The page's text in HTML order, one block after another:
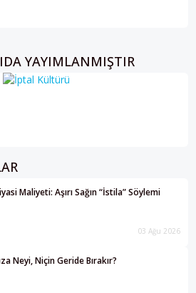
YAYIMLANMIŞTIR
Maliyeti: Aşırı Sağın “İstila” Söylemi
03 Ağu 2026
Neyi, Niçin Geride Bırakır?